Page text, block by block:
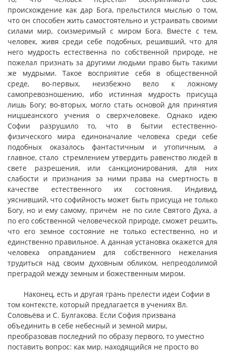
происхождение как дар Бога, прельстился мыслью о том,
что он способен жить самостоятельно и устраивать своими
силами мир, соизмеримый с миром Бога. Вместе с тем,
человек, живя среди себе подобных, решивший, что для
него мудрость естественна по собственной природе, не
пожелал признать за другими людьми право быть такими
же мудрыми. Такое восприятие себя в общественной
среде, во-первых, неизбежно вело к ложному
самопревозношению, ибо истинная мудрость присуща
лишь Богу; во-вторых, могло стать основой для принятия
ницшеанского учения о сверхчеловеке. Однако идею
Софии разрушило то, что в бытии естественно-
физического мира единоначалие человека среди себе
подобных оказалось фантастичным и утопичным, а
главное, стало стремлением утвердить равенство людей в
свете разрешения, или санкционирования, для них
слабости и признания за ними права на смертность в
качестве естественного их состояния. Индивид,
уяснивший, что софийность может быть присуща не только
Богу, но и ему самому, причём не по силе Святого Духа, а
по его собственной человеческой природе, сможет решить,
что его земное состояние не только естественно, но и
единственно правильное. А данная установка окажется для
человека оправданием для собственного нежелания
трудиться над своим духовным обликом, непреодолимой
преградой между земным и божественным миром.
Наконец, есть и другая грань прелести идеи Софии в
том контексте, который предлагается в учениях Вл.
Соловьёва и С. Булгакова. Если София призвана
объединить в себе небесный и земной миры,
преобразовав последний по образу первого, то уместно
поставить вопрос: как мир, находящийся не просто во